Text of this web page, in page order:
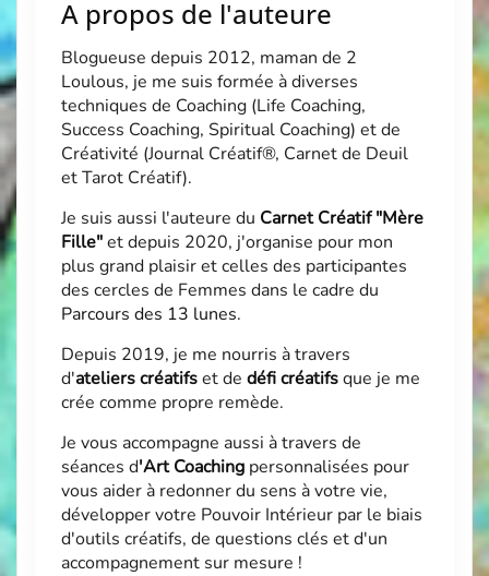
A propos de l'auteure
Blogueuse depuis 2012, maman de 2
Loulous, je me suis formée à diverses
techniques de Coaching (Life Coaching,
Success Coaching, Spiritual Coaching) et de
Créativité (Journal Créatif®, Carnet de Deuil
et Tarot Créatif).
Je suis aussi l'auteure du Carnet Créatif "Mère
Fille"et depuis 2020, j'organise pour mon
plus grand plaisir et celles des participantes
des cercles de Femmes dans le cadre du
Parcours des 13 lunes.
Depuis 2019, je me nourris à travers
d'ateliers créatifset de défi créatifsque je me
crée comme propre remède.
Je vous accompagne aussi à travers de
séances d'Art Coaching personnalisées pour
vous aider à redonner du sens à votre vie,
développer votre Pouvoir Intérieur par le biais
d'outils créatifs, de questions clés et d'un
accompagnement sur mesure !